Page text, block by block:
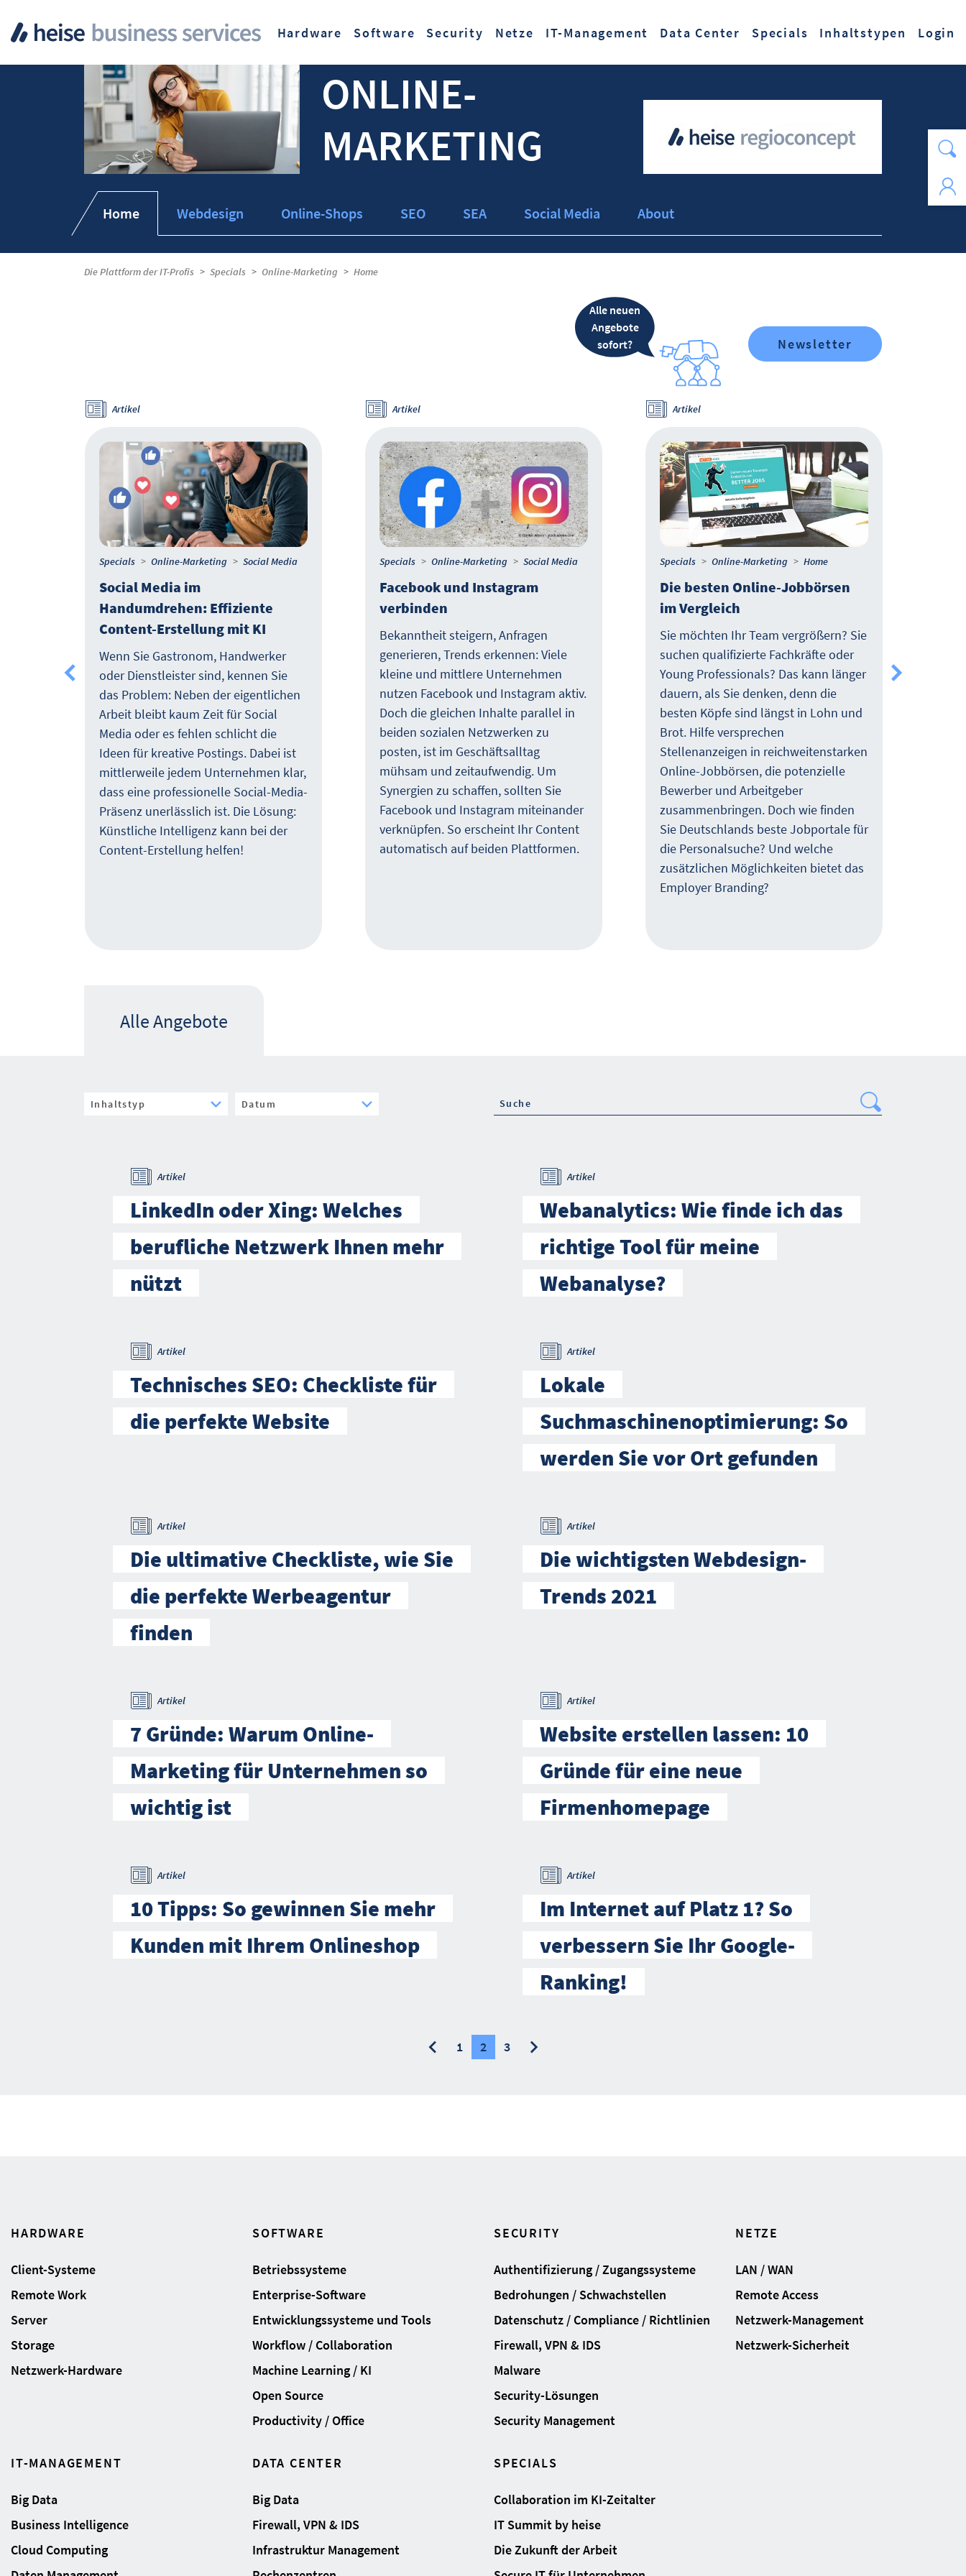
Hardware
Software Security Netze IT-Management Data Center Specials Inhaltstypen Login
ONLINE-
MARKETING
Home Webdesign Online-Shops SEO SEA Social Media About
Die Plattform der IT-Profis Specials Online-Marketing Home
Alle neuen
Angebote
sofort?
Newsletter
Artikel
Specials Online-Marketing Social Media
Social Media im
Handumdrehen: Effiziente
Content-Erstellung mit KI
Wenn Sie Gastronom, Handwerker
oder Dienstleister sind, kennen Sie
das Problem: Neben der eigentlichen
Arbeit bleibt kaum Zeit für Social
Media oder es fehlen schlicht die
Ideen für kreative Postings. Dabei ist
mittlerweile jedem Unternehmen klar,
dass eine professionelle Social-Media-
Präsenz unerlässlich ist. Die Lösung:
Künstliche Intelligenz kann bei der
Content-Erstellung helfen!
Artikel
Specials Online-Marketing Social Media
Facebook und Instagram
verbinden
Bekanntheit steigern, Anfragen
generieren, Trends erkennen: Viele
kleine und mittlere Unternehmen
nutzen Facebook und Instagram aktiv.
Doch die gleichen Inhalte parallel in
beiden sozialen Netzwerken zu
posten, ist im Geschäftsalltag
mühsam und zeitaufwendig. Um
Synergien zu schaffen, sollten Sie
Facebook und Instagram miteinander
verknüpfen. So erscheint Ihr Content
automatisch auf beiden Plattformen.
Artikel
Specials Online-Marketing Home
Die besten Online-Jobbörsen
im Vergleich
Sie möchten Ihr Team vergrößern? Sie
suchen qualifizierte Fachkräfte oder
Young Professionals? Das kann länger
dauern, als Sie denken, denn die
besten Köpfe sind längst in Lohn und
Brot. Hilfe versprechen
Stellenanzeigen in reichweitenstarken
Online-Jobbörsen, die potenzielle
Bewerber und Arbeitgeber
zusammenbringen. Doch wie finden
Sie Deutschlands beste Jobportale für
die Personalsuche? Und welche
zusätzlichen Möglichkeiten bietet das
Employer Branding?
Alle Angebote
Search
Artikel
LinkedIn oder Xing: Welches
berufliche Netzwerk Ihnen mehr
nützt
Artikel
Webanalytics: Wie finde ich das
richtige Tool für meine
Webanalyse?
Artikel
Technisches SEO: Checkliste für
die perfekte Website
Artikel
Lokale
Suchmaschinenoptimierung: So
werden Sie vor Ort gefunden
Artikel
Die ultimative Checkliste, wie Sie
die perfekte Werbeagentur
finden
Artikel
Die wichtigsten Webdesign-
Trends 2021
Artikel
7 Gründe: Warum Online-
Marketing für Unternehmen so
wichtig ist
Artikel
Website erstellen lassen: 10
Gründe für eine neue
Firmenhomepage
Artikel
10 Tipps: So gewinnen Sie mehr
Kunden mit Ihrem Onlineshop
Artikel
Im Internet auf Platz 1? So
verbessern Sie Ihr Google-
Ranking!
vorherige
1 2 3
HARDWARE
Client-Systeme
Remote Work
Server
Storage
Netzwerk-Hardware
SOFTWARE
Betriebssysteme
Enterprise-Software
Entwicklungssysteme und Tools
Workflow / Collaboration
Machine Learning / KI
Open Source
Productivity / Office
SECURITY
Authentifizierung / Zugangssysteme
Bedrohungen / Schwachstellen
Datenschutz / Compliance / Richtlinien
Firewall, VPN & IDS
Malware
Security-Lösungen
Security Management
NETZE
LAN / WAN
Remote Access
Netzwerk-Management
Netzwerk-Sicherheit
IT-MANAGEMENT
Big Data
Business Intelligence
Cloud Computing
DATA CENTER
Big Data
Firewall, VPN & IDS
Infrastruktur Management
SPECIALS
Collaboration im KI-Zeitalter
IT Summit by heise
Die Zukunft der Arbeit